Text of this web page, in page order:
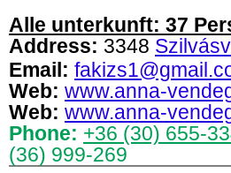
Alle unterkunft: 37
Address: 3348
Email:
Web: www.anna-
Web: www.anna-
Phone: +36 (30) 655-
(36) 999-269